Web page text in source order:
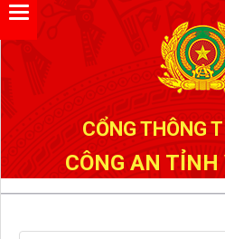
CỔNG THÔNG
CÔNG AN